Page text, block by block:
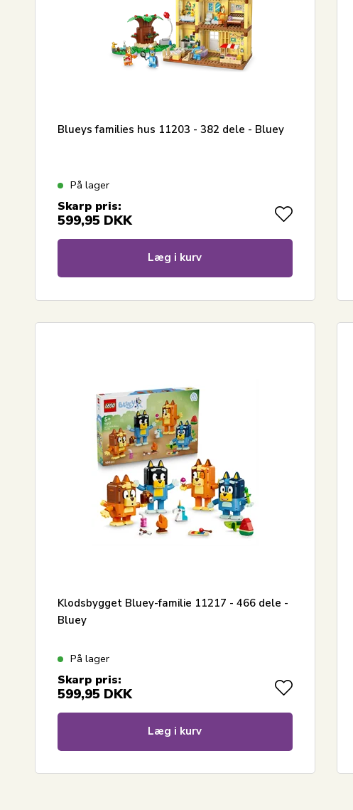
Blueys families hus 11203 - 382 dele - Bluey
På lager
Skarp pris:
599,95 DKK
Læg i kurv
Klodsbygget Bluey-familie 11217 - 466 dele -
Bluey
På lager
Skarp pris:
599,95 DKK
Læg i kurv